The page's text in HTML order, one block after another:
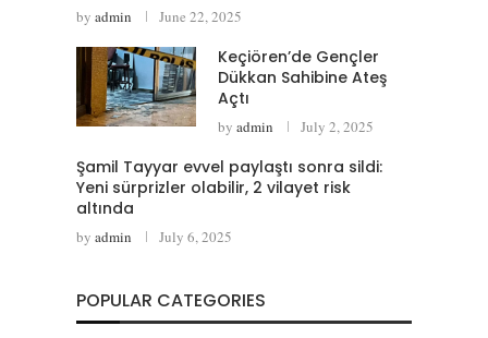
by admin June 22, 2025
Keçiören’de Gençler
Dükkan Sahibine Ateş
Açtı
by admin July 2, 2025
Şamil Tayyar evvel paylaştı sonra sildi:
Yeni sürprizler olabilir, 2 vilayet risk
altında
by admin July 6, 2025
POPULAR CATEGORIES